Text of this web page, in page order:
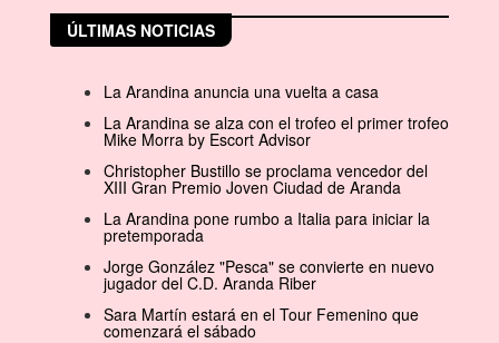
ÚLTIMAS NOTICIAS
La Arandina anuncia una vuelta a casa
La Arandina se alza con el trofeo el primer trofeo
Mike Morra by Escort Advisor
Christopher Bustillo se proclama vencedor del
XIII Gran Premio Joven Ciudad de Aranda
La Arandina pone rumbo a Italia para iniciar la
pretemporada
Jorge González "Pesca" se convierte en nuevo
jugador del C.D. Aranda Riber
Sara Martín estará en el Tour Femenino que
comenzará el sábado